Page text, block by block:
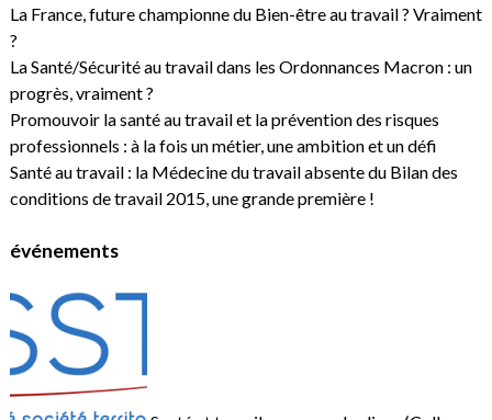
La France, future championne du Bien-être au travail ? Vraiment
?
La Santé/Sécurité au travail dans les Ordonnances Macron : un
progrès, vraiment ?
Promouvoir la santé au travail et la prévention des risques
professionnels : à la fois un métier, une ambition et un défi
Santé au travail : la Médecine du travail absente du Bilan des
conditions de travail 2015, une grande première !
événements